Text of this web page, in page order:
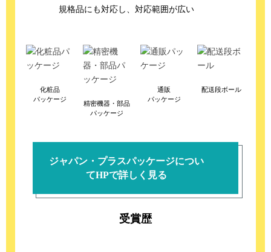
規格品にも対応し、対応範囲が広い
化粧品
パッケージ
精密機器・部品
パッケージ
通販
パッケージ
配送段ボール
ジャパン・プラスパッケージについ
てHPで詳しく見る
受賞歴